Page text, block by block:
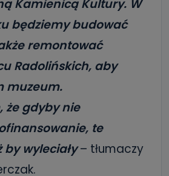
Kamienicą Kultury. W
będziemy budować
remontować
Radolińskich, aby
muzeum.
że gdyby nie
te
by wyleciały– tłumaczy